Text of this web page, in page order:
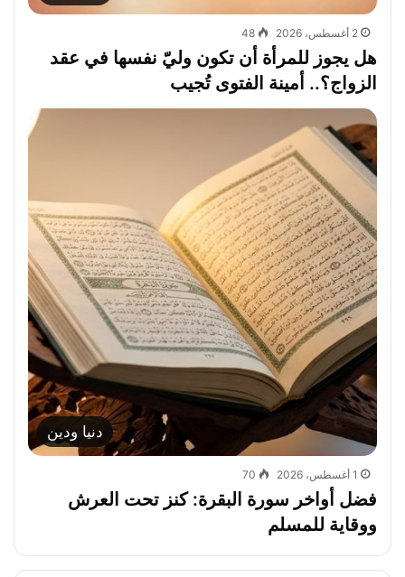
2 أغسطس، 2026 48
هل يجوز للمرأة أن تكون وليّ نفسها في عقد
الزواج؟.. أمينة الفتوى تُجيب
دنيا ودين
1 أغسطس، 2026 70
فضل أواخر سورة البقرة: كنز تحت العرش
ووقاية للمسلم